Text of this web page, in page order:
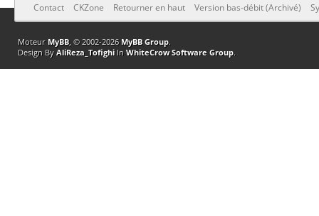
Contact CKZone Retourner en haut Version bas-débit (Archivé)
Moteur MyBB, © 2002-2026 MyBB Group.
Design By AliReza_TofighiIn WhiteCrow Software Group.